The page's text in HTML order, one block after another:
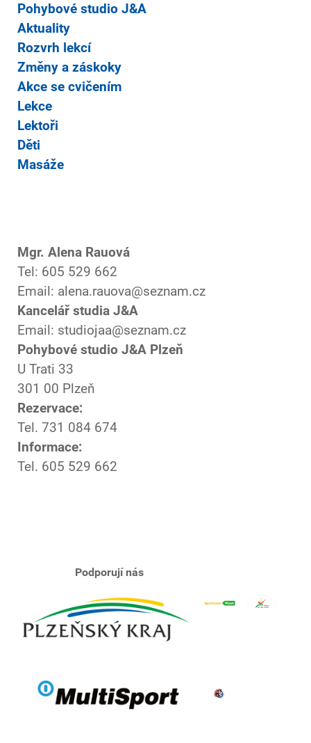
Pohybové studio J&A
Aktuality
Rozvrh lekcí
Změny a záskoky
Akce se cvičením
Lekce
Lektoři
Děti
Masáže
Mgr. Alena Rauová
Tel: 605 529 662
Email: alena.rauova@seznam.cz
Kancelář studia J&A
Email: studiojaa@seznam.cz
Pohybové studio J&A Plzeň
U Trati 33
301 00 Plzeň
Rezervace:
Tel. 731 084 674
Informace:
Tel. 605 529 662
Podporují nás